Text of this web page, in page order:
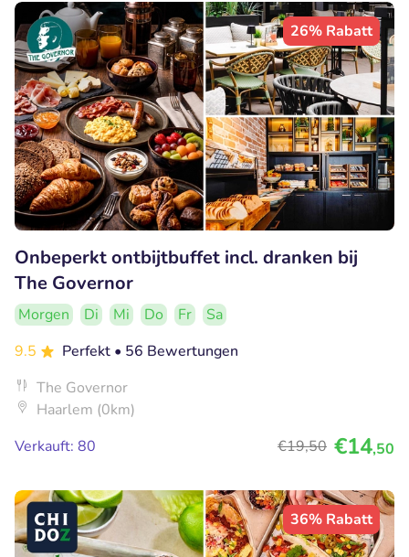
26% Rabatt
Onbeperkt ontbijtbuffet incl. dranken bij
The Governor
Morgen Di Mi Do Fr
Sa
9.5
Perfekt • 56 Bewertungen
The Governor
Haarlem (0km)
Verkauft: 80
€19,50 €14,50
36% Rabatt